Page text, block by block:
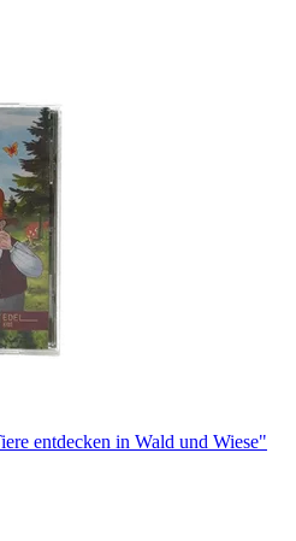
entdecken in Wald und Wiese"